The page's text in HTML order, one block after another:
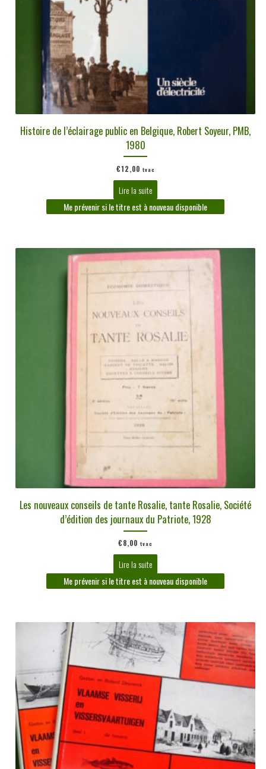
Histoire de l’éclairage public en Belgique, Robert Soyeur, PMB,
1980
€12,00 tvac
Lire la suite
Me prévenir si le titre est à nouveau disponible
Les nouveaux conseils de tante Rosalie, tante Rosalie, Société
d’édition des journaux du Patriote, 1928
€8,00 tvac
Lire la suite
Me prévenir si le titre est à nouveau disponible